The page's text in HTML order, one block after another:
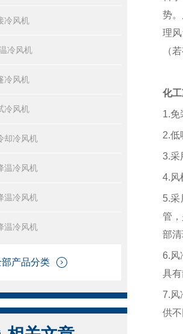
冷风机
冷风机
冷风机
冷风机
却冷风机
温冷风机
温冷风机
温冷风机
部产品分类
势
理
（
化
1.免
2.低
3.采
4.风
5.
管
部
6.风
具
7.风
供